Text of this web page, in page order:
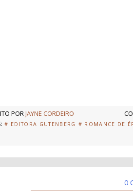
PORJAYNE CORDEIRO
# EDITORA GUTENBERG # ROMANCE DE
0